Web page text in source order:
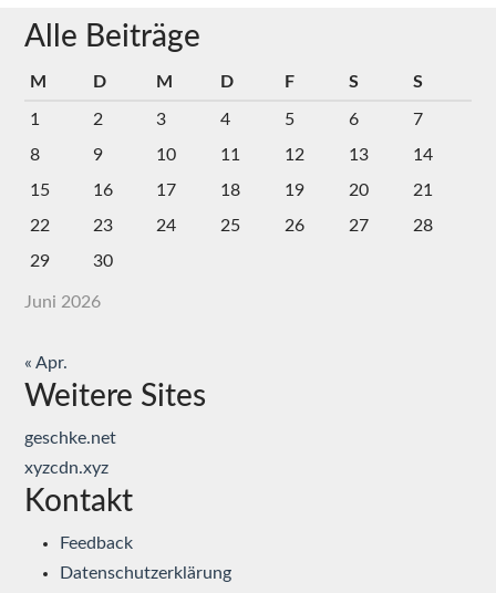
Alle Beiträge
Juni 2026
M D M D F S S
1 2 3 4 5 6
7
8
9 10 11 12 13
14
15
16 17 18 19 20
21
22
23 24 25 26 27
28
29
30
« Apr.
Weitere Sites
geschke.net
xyzcdn.xyz
Kontakt
Feedback
Datenschutzerklärung